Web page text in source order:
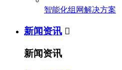
智能化组网解决方案
新闻资讯 
新闻资讯